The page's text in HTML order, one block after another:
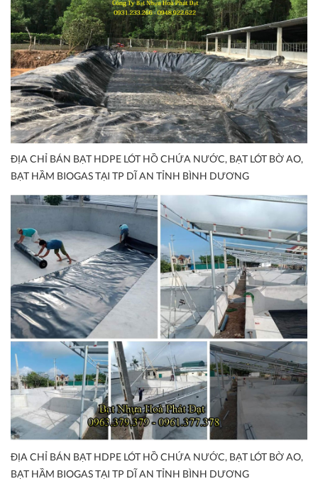
ĐỊA CHỈ BÁN BẠT HDPE LÓT HỒ CHỨA NƯỚC, BẠT LÓT BỜ AO,
BẠT HẦM BIOGAS TẠI TP DĨ AN TỈNH BÌNH DƯƠNG
ĐỊA CHỈ BÁN BẠT HDPE LÓT HỒ CHỨA NƯỚC, BẠT LÓT BỜ AO,
BẠT HẦM BIOGAS TẠI TP DĨ AN TỈNH BÌNH DƯƠNG